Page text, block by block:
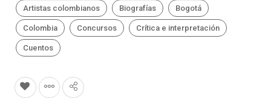
Artistas colombianos Biografías Bogotá
Colombia Concursos Crítica e interpretación
Cuentos